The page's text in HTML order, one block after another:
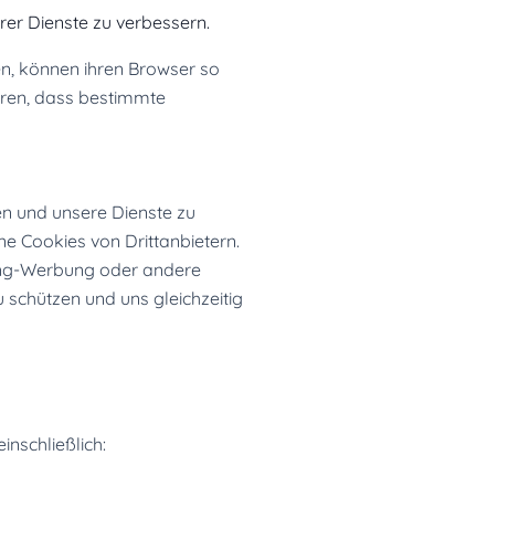
Dienste zu verbessern.
können ihren Browser so
dass bestimmte
und unsere Dienste zu
Cookies von Drittanbietern.
Werbung oder andere
und uns gleichzeitig